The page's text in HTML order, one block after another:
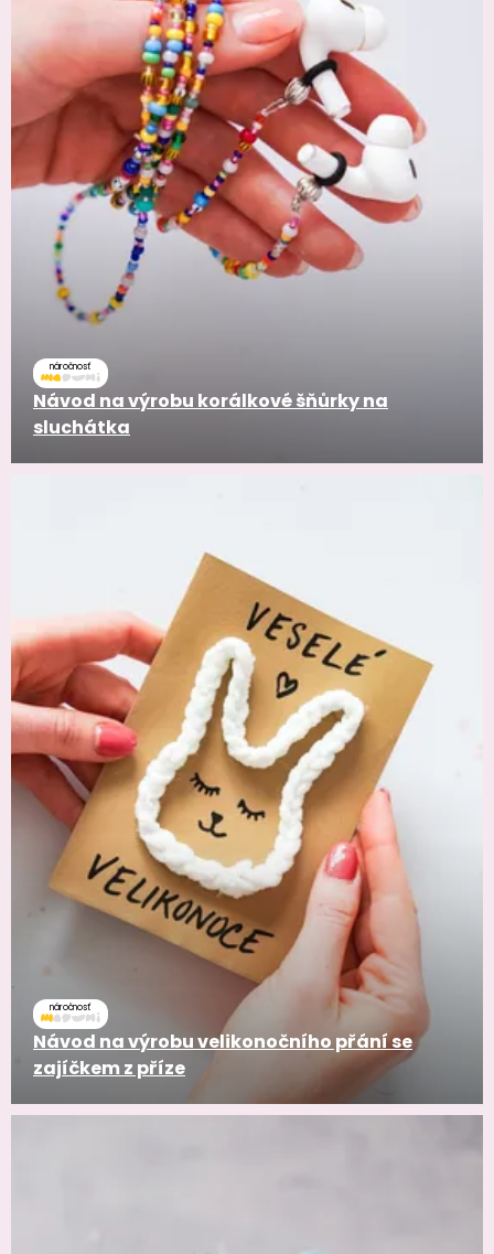
náročnosť
Návod na výrobu korálkové šňůrky na
sluchátka
náročnosť
Návod na výrobu velikonočního přání se
zajíčkem z příze